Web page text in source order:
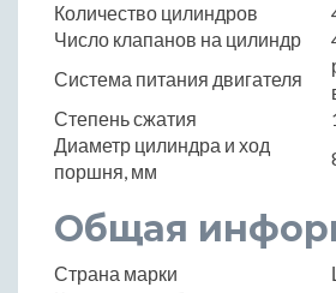
Количество цилиндров
Число клапанов на цилиндр
Система питания двигателя
Степень сжатия
Диаметр цилиндра и ход
поршня, мм
Общая
Страна марки